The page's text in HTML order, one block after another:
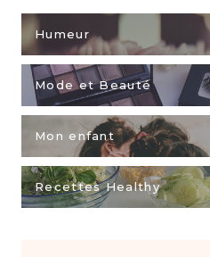
Humeur
Mode et Beauté
Mon enfant
Recettes Healthy